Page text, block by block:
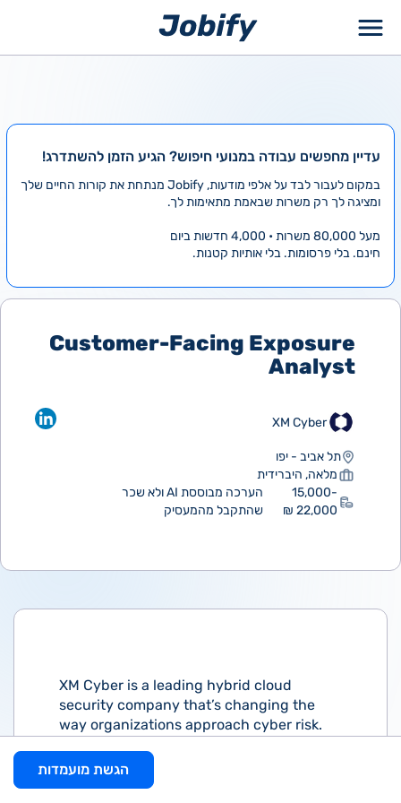
עדיין מחפשים עבודה במנועי חיפוש? הגיע הזמן להשתדרג!
במקום לעבור לבד על אלפי מודעות, Jobify מנתחת את קורות החיים שלך
ומציגה לך רק משרות שבאמת מתאימות לך.
מעל 80,000 משרות • 4,000 חדשות ביום
חינם. בלי פרסומות. בלי אותיות קטנות.
Customer-Facing Exposure
Analyst
XM Cyber
תל אביב - יפו
מלאה, היברידית
15,000-
22,000 ₪
הערכה מבוססת AI ולא שכר
שהתקבל מהמעסיק
XM Cyber is a leading hybrid cloud
security company that’s changing the
way organizations approach cyber risk.
management by demonstrating how
attackers leverage and combine
הגשת מועמדות